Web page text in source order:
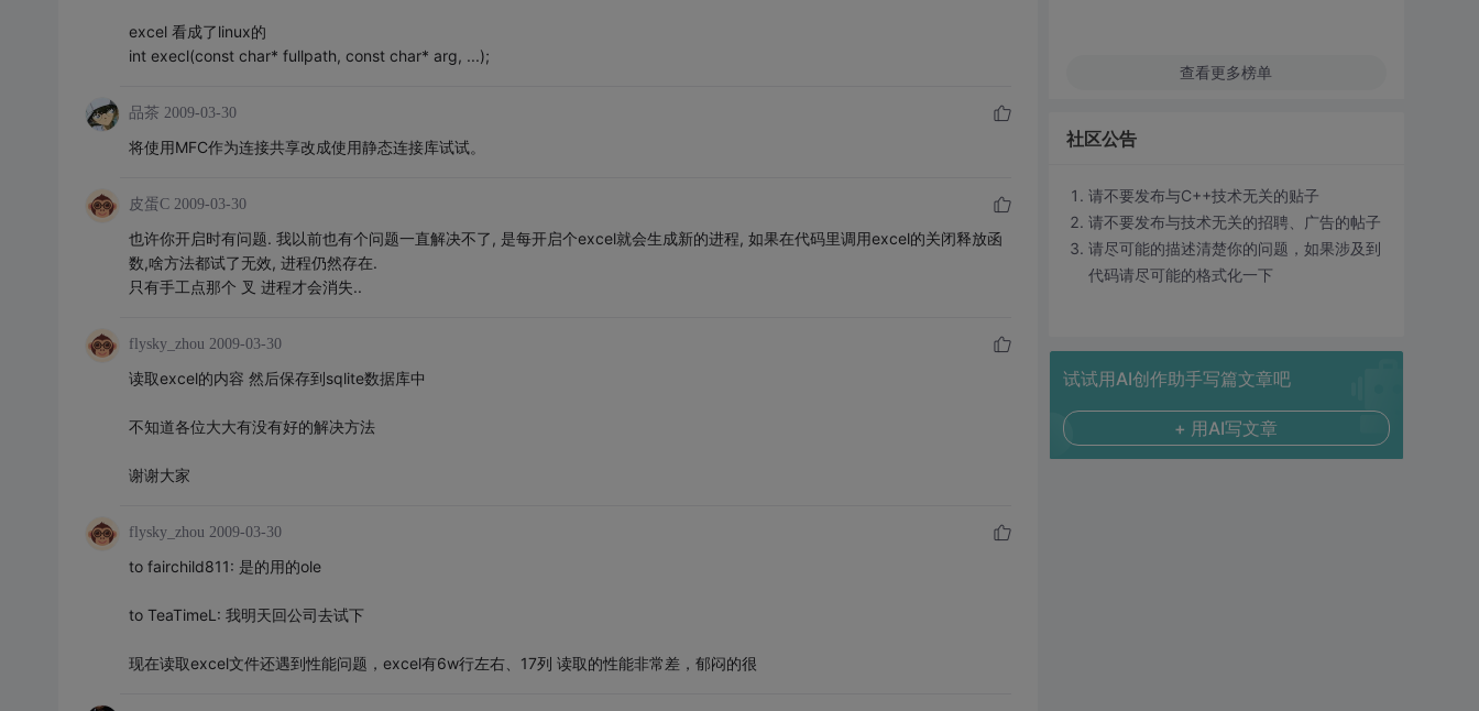
excel 看成了linux的
int execl(const char* fullpath, const char* arg, ...);
品茶 2009-03-30
将使用MFC作为连接共享改成使用静态连接库试试。
皮蛋C 2009-03-30
也许你开启时有问题. 我以前也有个问题一直解决不了, 是每开启个excel就会生成新的进程, 如果在代码里调用excel的关闭释放函
数,啥方法都试了无效, 进程仍然存在.
只有手工点那个 叉 进程才会消失..
flysky_zhou 2009-03-30
读取excel的内容 然后保存到sqlite数据库中
不知道各位大大有没有好的解决方法
谢谢大家
flysky_zhou 2009-03-30
to fairchild811: 是的用的ole
to TeaTimeL: 我明天回公司去试下
现在读取excel文件还遇到性能问题，excel有6w行左右、17列 读取的性能非常差，郁闷的很
查看更多榜单
社区公告
请不要发布与C++技术无关的贴子
请不要发布与技术无关的招聘、广告的帖子
请尽可能的描述清楚你的问题，如果涉及到
代码请尽可能的格式化一下
试试用AI创作助手写篇文章吧
+ 用AI写文章